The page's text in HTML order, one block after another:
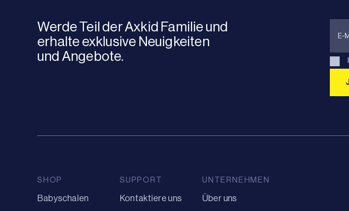
Werde Teil der Axkid Familie und
erhalte exklusive Neuigkeiten
und Angebote.
SHOP
Babyschalen
SUPPORT
Kontaktiere uns
UNTERNEHMEN
Über uns